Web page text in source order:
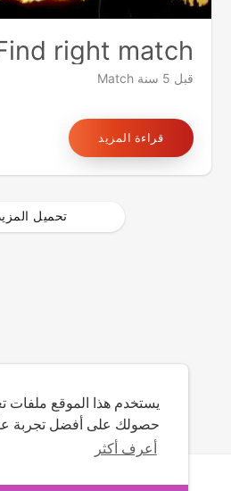
يستخدم هذا الموقع ملفات
حصولك على أفضل تجربة
أعرف أكثر
right match
قبل 5 سنة Match
قراءة المزيد
تحميل